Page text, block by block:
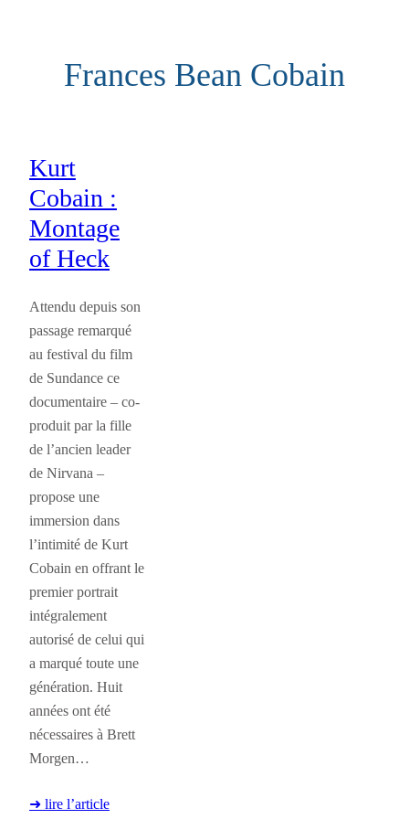
Frances Bean Cobain
Kurt
Cobain :
Montage
of Heck
Attendu depuis son
passage remarqué
au festival du film
de Sundance ce
documentaire – co-
produit par la fille
de l’ancien leader
de Nirvana –
propose une
immersion dans
l’intimité de Kurt
Cobain en offrant le
premier portrait
intégralement
autorisé de celui qui
a marqué toute une
génération. Huit
années ont été
nécessaires à Brett
Morgen…
➜ lire l’article